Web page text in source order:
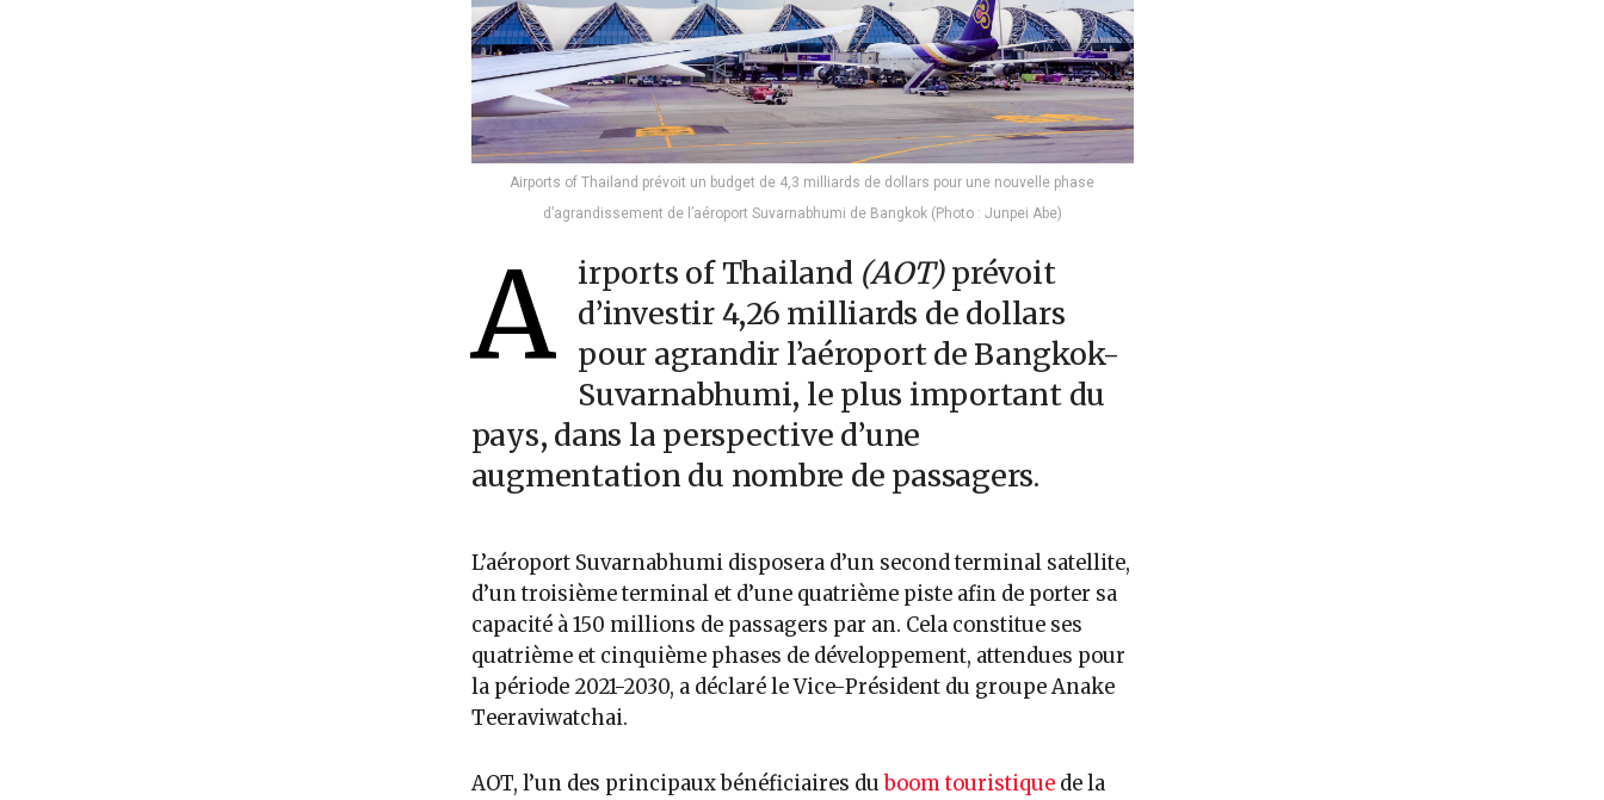
Airports of Thailand prévoit un budget de 4,3 milliards de dollars pour une nouvelle phase
d’agrandissement de l’aéroport Suvarnabhumi de Bangkok (Photo : Junpei Abe)
A irports of Thailand (AOT)prévoit
d’investir 4,26 milliards de dollars
pour agrandir l’aéroport de Bangkok-
Suvarnabhumi, le plus important du
pays, dans la perspective d’une
augmentation du nombre de passagers.
L’aéroport Suvarnabhumi disposera d’un second terminal satellite,
d’un troisième terminal et d’une quatrième piste afin de porter sa
capacité à 150 millions de passagers par an. Cela constitue ses
quatrième et cinquième phases de développement, attendues pour
la période 2021-2030, a déclaré le Vice-Président du groupe Anake
Teeraviwatchai.
AOT, l’un des principaux bénéficiaires duboom touristiquede la